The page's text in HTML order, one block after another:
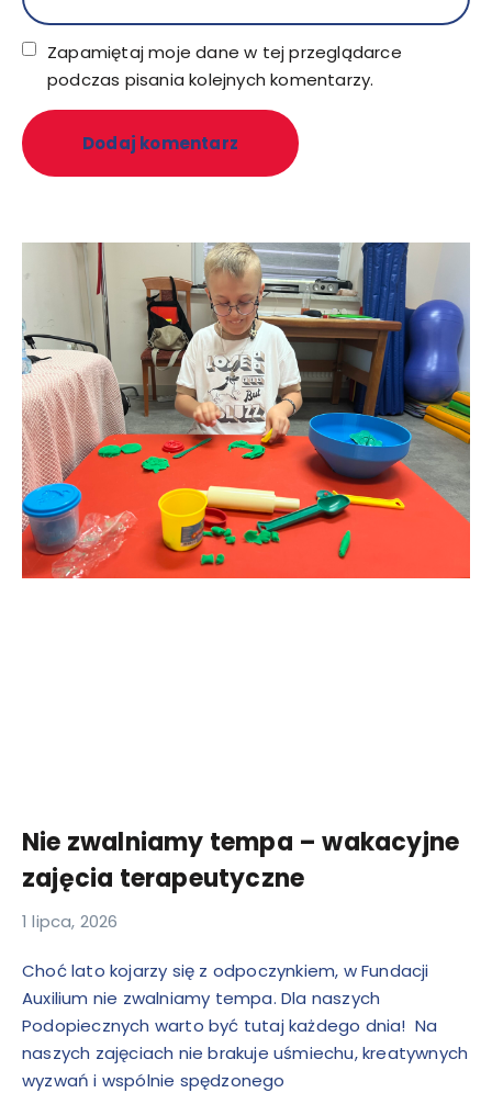
Zapamiętaj moje dane w tej przeglądarce
podczas pisania kolejnych komentarzy.
Nie zwalniamy tempa – wakacyjne
zajęcia terapeutyczne
1 lipca, 2026
Choć lato kojarzy się z odpoczynkiem, w Fundacji
Auxilium nie zwalniamy tempa. Dla naszych
Podopiecznych warto być tutaj każdego dnia! Na
naszych zajęciach nie brakuje uśmiechu, kreatywnych
wyzwań i wspólnie spędzonego